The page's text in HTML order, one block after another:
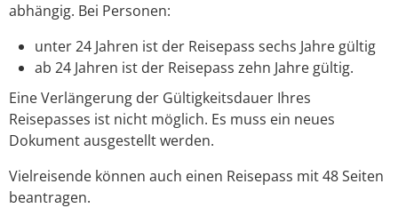
abhängig. Bei Personen:
unter 24 Jahren ist der Reisepass sechs Jahre gültig
ab 24 Jahren ist der Reisepass zehn Jahre gültig.
Eine Verlängerung der Gültigkeitsdauer Ihres
Reisepasses ist nicht möglich. Es muss ein neues
Dokument ausgestellt werden.
Vielreisende können auch einen Reisepass mit 48 Seiten
beantragen.